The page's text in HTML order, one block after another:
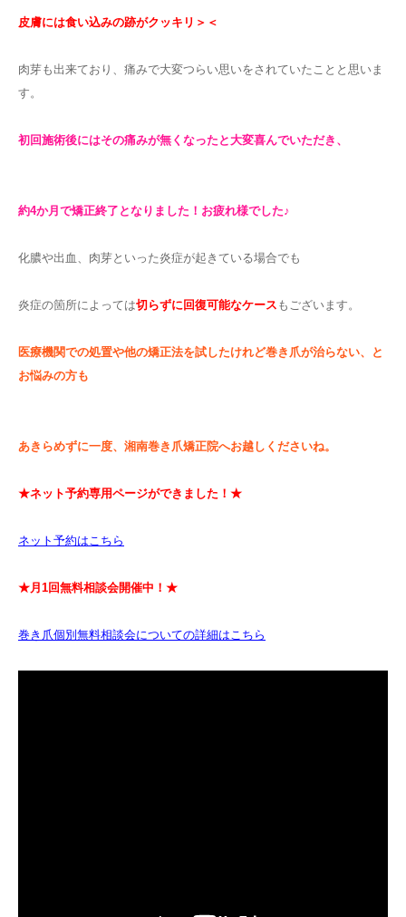
皮膚には食い込みの跡がクッキリ＞＜
肉芽も出来ており、痛みで大変つらい思いをされていたことと思いま
す。
初回施術後にはその痛みが無くなったと大変喜んでいただき、
約4か月で矯正終了となりました！お疲れ様でした♪
化膿や出血、肉芽といった炎症が起きている場合でも
炎症の箇所によっては切らずに回復可能なケース もございます。
医療機関での処置や他の矯正法を試したけれど巻き爪が治らない、と
お悩みの方も
あきらめずに一度、湘南巻き爪矯正院へお越しくださいね。
★ネット予約専用ページができました！★
ネット予約はこちら
★月1回無料相談会開催中！★
巻き爪個別無料相談会についての詳細はこちら